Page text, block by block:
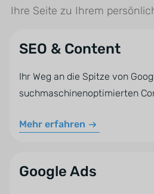
und Analytics-Tools, um Ihre
Ihre Seite zu Ihrem
SEO & Content
Ihr Weg an die Spitze von
suchmaschinenoptimierten
Mehr erfahren
Google Ads